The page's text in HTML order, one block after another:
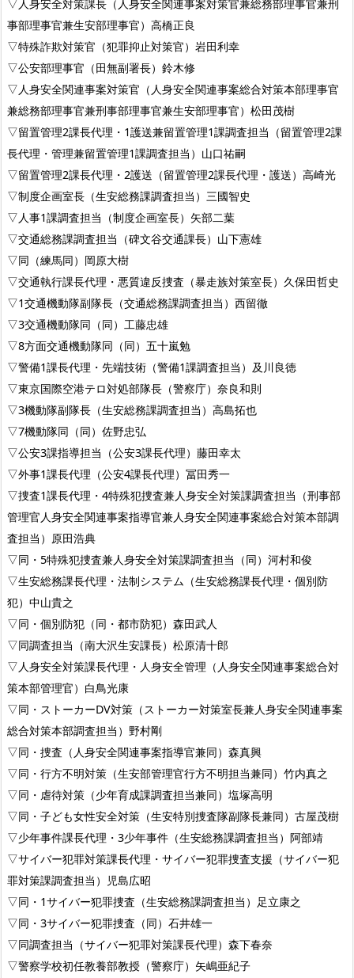
▽人身安全対策課長（人身安全関連事案対策官兼総務部理事官兼刑
事部理事官兼生安部理事官）高橋正良
▽特殊詐欺対策官（犯罪抑止対策官）岩田利幸
▽公安部理事官（田無副署長）鈴木修
▽人身安全関連事案対策官（人身安全関連事案総合対策本部理事官
兼総務部理事官兼刑事部理事官兼生安部理事官）松田茂樹
▽留置管理2課長代理・1護送兼留置管理1課調査担当（留置管理2課
長代理・管理兼留置管理1課調査担当）山口祐嗣
▽留置管理2課長代理・2護送（留置管理2課長代理・護送）高崎光
▽制度企画室長（生安総務課調査担当）三國智史
▽人事1課調査担当（制度企画室長）矢部二葉
▽交通総務課調査担当（碑文谷交通課長）山下憲雄
▽同（練馬同）岡原大樹
▽交通執行課長代理・悪質違反捜査（暴走族対策室長）久保田哲史
▽1交通機動隊副隊長（交通総務課調査担当）西留徹
▽3交通機動隊同（同）工藤忠雄
▽8方面交通機動隊同（同）五十嵐勉
▽警備1課長代理・先端技術（警備1課調査担当）及川良徳
▽東京国際空港テロ対処部隊長（警察庁）奈良和則
▽3機動隊副隊長（生安総務課調査担当）高島拓也
▽7機動隊同（同）佐野忠弘
▽公安3課指導担当（公安3課長代理）藤田幸太
▽外事1課長代理（公安4課長代理）冨田秀一
▽捜査1課長代理・4特殊犯捜査兼人身安全対策課調査担当（刑事部
管理官人身安全関連事案指導官兼人身安全関連事案総合対策本部調
査担当）原田浩典
▽同・5特殊犯捜査兼人身安全対策課調査担当（同）河村和俊
▽生安総務課長代理・法制システム（生安総務課長代理・個別防
犯）中山貴之
▽同・個別防犯（同・都市防犯）森田武人
▽同調査担当（南大沢生安課長）松原清十郎
▽人身安全対策課長代理・人身安全管理（人身安全関連事案総合対
策本部管理官）白鳥光康
▽同・ストーカーDV対策（ストーカー対策室長兼人身安全関連事案
総合対策本部調査担当）野村剛
▽同・捜査（人身安全関連事案指導官兼同）森真興
▽同・行方不明対策（生安部管理官行方不明担当兼同）竹内真之
▽同・虐待対策（少年育成課調査担当兼同）塩塚高明
▽同・子ども女性安全対策（生安特別捜査隊副隊長兼同）古屋茂樹
▽少年事件課長代理・3少年事件（生安総務課調査担当）阿部靖
▽サイバー犯罪対策課長代理・サイバー犯罪捜査支援（サイバー犯
罪対策課調査担当）児島広昭
▽同・1サイバー犯罪捜査（生安総務課調査担当）足立康之
▽同・3サイバー犯罪捜査（同）石井雄一
▽同調査担当（サイバー犯罪対策課長代理）森下春奈
▽警察学校初任教養部教授（警察庁）矢嶋亜紀子